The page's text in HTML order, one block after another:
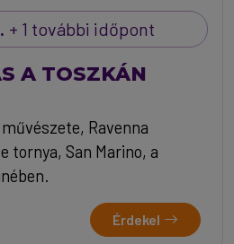
+ 1 további időpont
A TOSZKÁN
Ravenna
tornya, San Marino, a
Érdekel